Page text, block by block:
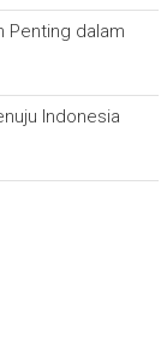
Penting dalam
Indonesia